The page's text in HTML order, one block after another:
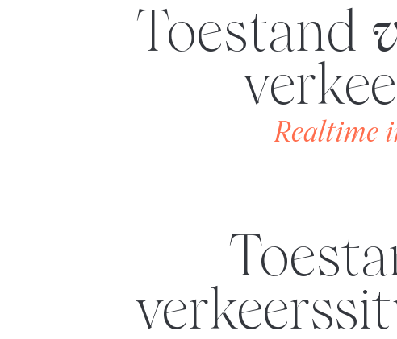
Toestand
Realtime
Toestand van de wegen en